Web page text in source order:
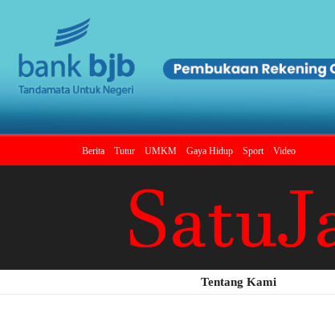
Berita Tutur UMKM Gaya Hidup Sport Video
Tentang Kami